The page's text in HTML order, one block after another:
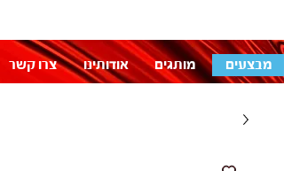
צרו קשר אודותינו מותגים מבצעים